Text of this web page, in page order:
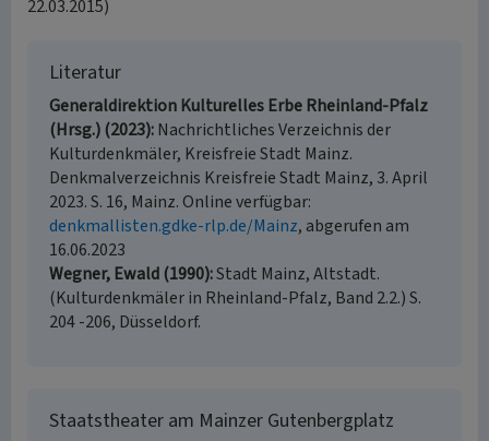
22.03.2015)
Literatur
Generaldirektion Kulturelles Erbe Rheinland-Pfalz
(Hrsg.) (2023) Nachrichtliches Verzeichnis der
Kulturdenkmäler, Kreisfreie Stadt Mainz.
Denkmalverzeichnis Kreisfreie Stadt Mainz, 3. April
2023. S. 16, Mainz. Online verfügbar:
denkmallisten.gdke-rlp.de/Mainz, abgerufen am
16.06.2023
Wegner, Ewald (1990) Stadt Mainz, Altstadt.
(Kulturdenkmäler in Rheinland-Pfalz, Band 2.2.) S.
204 -206, Düsseldorf.
Staatstheater am Mainzer Gutenbergplatz